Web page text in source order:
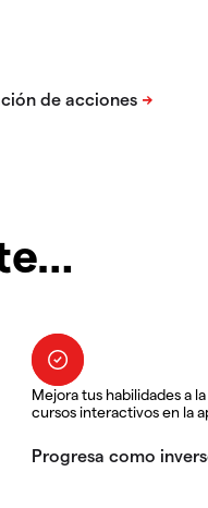
Mejora tus habilidades a
cursos interactivos en la